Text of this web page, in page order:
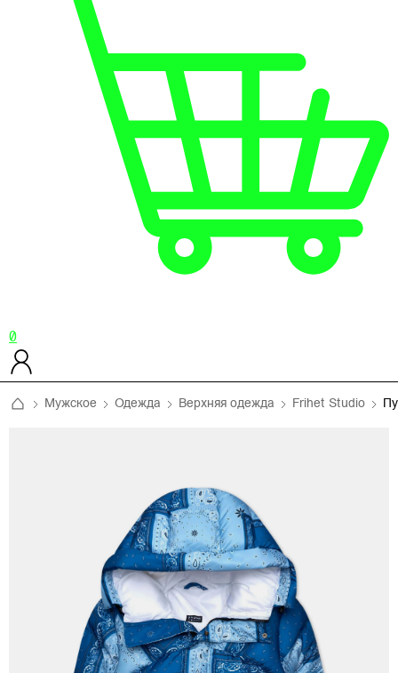
0
Мужское Одежда Верхняя одежда Frihet Studio